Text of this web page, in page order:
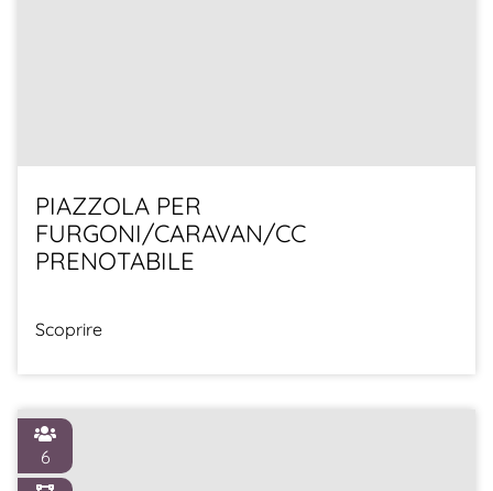
PIAZZOLA PER
FURGONI/CARAVAN/CC
PRENOTABILE
Scoprire
6